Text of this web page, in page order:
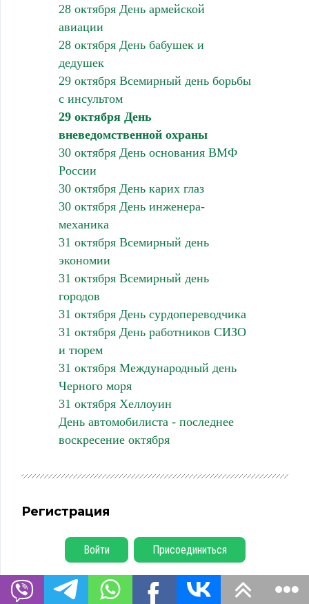
28 октября День армейской
авиации
28 октября День бабушек и
дедушек
29 октября Всемирный день борьбы
с инсультом
29 октября День
вневедомственной охраны
30 октября День основания ВМФ
России
30 октября День карих глаз
30 октября День инженера-
механика
31 октября Всемирный день
экономии
31 октября Всемирный день
городов
31 октября День сурдопереводчика
31 октября День работников СИЗО
и тюрем
31 октября Международный день
Черного моря
31 октября Хеллоуин
День автомобилиста - последнее
воскресение октября
Регистрация
Войти Присоединиться